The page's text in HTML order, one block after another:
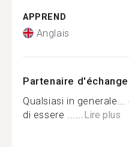
APPREND
Anglais
Partenaire
Qualsiasi in
di essere ...... Lire plus